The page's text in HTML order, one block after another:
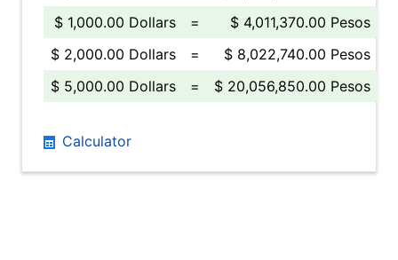
$ 1,000.00 Dollars
=
$ 4,011,370.00 Pesos
$ 2,000.00 Dollars
=
$ 8,022,740.00 Pesos
$ 5,000.00 Dollars
= $ 20,056,850.00 Pesos
Calculator